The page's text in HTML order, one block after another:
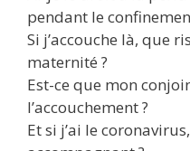
pendant le
Si j’accouche là, que
maternité ?
Est-ce que mon
l’accouchement ?
Et si j’ai le